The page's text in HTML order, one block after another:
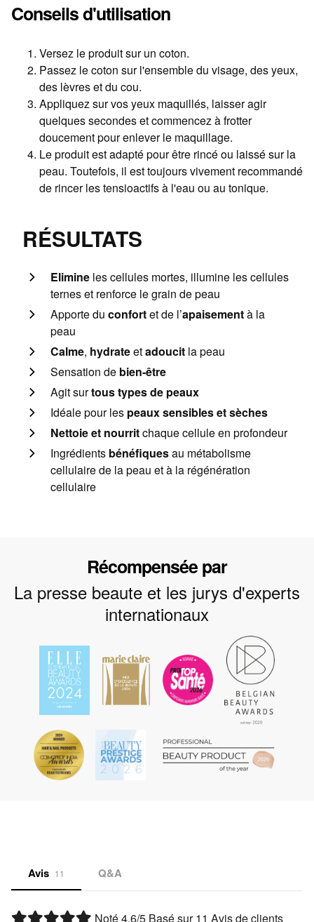
Conseils d'utilisation
Versez le produit sur un coton.
Passez le coton sur l'ensemble du visage, des yeux,
des lèvres et du cou.
Appliquez sur vos yeux maquillés, laisser agir
quelques secondes et commencez à frotter
doucement pour enlever le maquillage.
Le produit est adapté pour être rincé ou laissé sur la
peau. Toutefois, il est toujours vivement recommandé
de rincer les tensioactifs à l'eau ou au tonique.
RÉSULTATS
Elimine les cellules mortes, illumine les cellules
ternes et renforce le grain de peau
Apporte du confortet de l’apaisementà la
peau
Calme, hydrateetadoucit la peau
Sensation de bien-être
Agit surtous types de peaux
Idéale pour les peaux sensibles et sèches
Nettoie et nourritchaque cellule en profondeur
Ingrédients bénéfiquesau métabolisme
cellulaire de la peau et à la régénération
cellulaire
Récompensée par
La presse beaute et les jurys d'experts
internationaux
Avis 11 Q&A
Noté4.6/5 Basé sur11 Avis de clients